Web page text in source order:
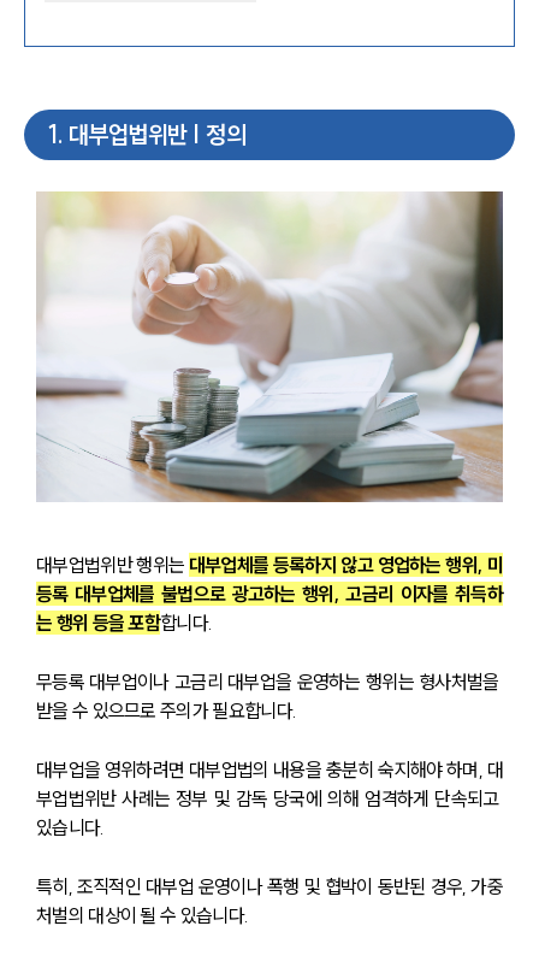
1. 대부업법위반 | 정의
대부업법위반 행위는 대부업체를 등록하지 않고 영업하는 행위, 미
등록 대부업체를 불법으로 광고하는 행위, 고금리 이자를 취득하
는 행위 등을 포함합니다.
무등록 대부업이나 고금리 대부업을 운영하는 행위는 형사처벌을
받을 수 있으므로 주의가 필요합니다.
대부업을 영위하려면 대부업법의 내용을 충분히 숙지해야 하며, 대
부업법위반 사례는 정부 및 감독 당국에 의해 엄격하게 단속되고
있습니다.
특히, 조직적인 대부업 운영이나 폭행 및 협박이 동반된 경우, 가중
처벌의 대상이 될 수 있습니다.